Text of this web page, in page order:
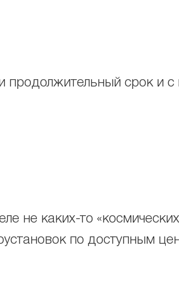
продолжительный срок и с
не каких-то
по доступным